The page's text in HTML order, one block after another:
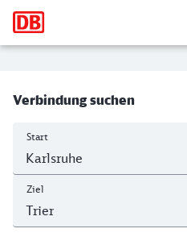
Hauptnavigation
Verbindung suchen
Start
Ziel